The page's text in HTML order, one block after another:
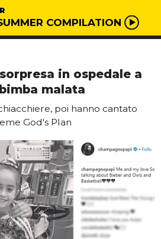
COMPILATION
in ospedale a
malata
poi hanno cantato
God's Plan